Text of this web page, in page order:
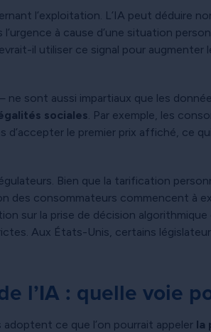
l’exploitation. L’IA peut déduire
l’urgence à cause d’une situation
il utiliser ce signal pour augmenter
sont aussi impartiaux que les
sociales. Par exemple, les
d’accepter le premier prix affiché, ce
Bien que la tarification
des consommateurs commencent à
sur la prise de décision
Aux États-Unis, certains
l’IA : quelle voie
ce que l’on pourrait appeler la